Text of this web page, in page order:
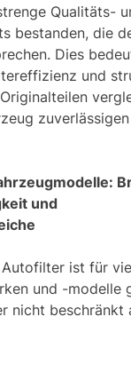
Qualitäts-
bestanden, die
Dies
und
und
ist für
und -modelle
nicht beschränkt